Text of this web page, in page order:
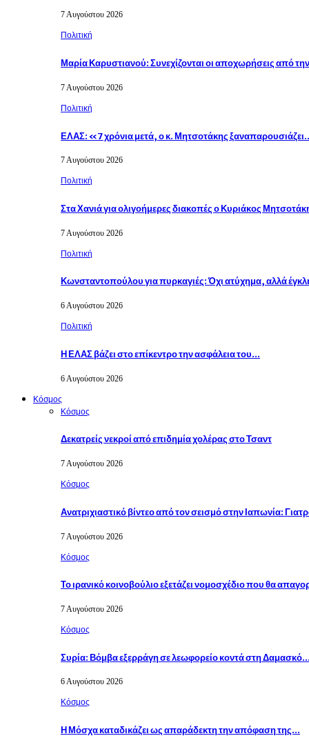
7 Αυγούστου 2026
Πολιτική
Μαρία Καρυστιανού: Συνεχίζονται οι αποχωρήσεις από
7 Αυγούστου 2026
Πολιτική
ΕΛΑΣ: «7 χρόνια μετά, ο κ. Μητσοτάκης
7 Αυγούστου 2026
Πολιτική
Στα Χανιά για ολιγοήμερες διακοπές ο Κυριάκος
7 Αυγούστου 2026
Πολιτική
Κωνσταντοπούλου για πυρκαγιές: Όχι ατύχημα, αλλά
6 Αυγούστου 2026
Πολιτική
Η ΕΛΑΣ βάζει στο επίκεντρο την ασφάλεια του…
6 Αυγούστου 2026
Κόσμος
Κόσμος
Δεκατρείς νεκροί από επιδημία χολέρας στο Τσαντ
7 Αυγούστου 2026
Κόσμος
Ανατριχιαστικό βίντεο από τον σεισμό στην Ιαπωνία:
7 Αυγούστου 2026
Κόσμος
Το ιρανικό κοινοβούλιο εξετάζει νομοσχέδιο που θα
7 Αυγούστου 2026
Κόσμος
Συρία: Βόμβα εξερράγη σε λεωφορείο κοντά στη Δαμασκό…
6 Αυγούστου 2026
Κόσμος
Η Μόσχα καταδικάζει ως απαράδεκτη την απόφαση της…